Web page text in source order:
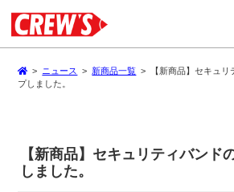
> ニュース > 新商品一覧 >
【新商品】セキュ
プしました。
【新商品】セキュリティバンド
しました。